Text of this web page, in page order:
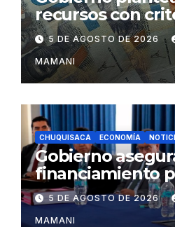
recursos con
eficiencia y
5 DE AGOSTO DE 2026
MAMANI
CHUQUISACA ECONOMÍA
Gobierno
financiamiento
proyectos
Chuquisaca
5 DE AGOSTO DE 2026
MAMANI